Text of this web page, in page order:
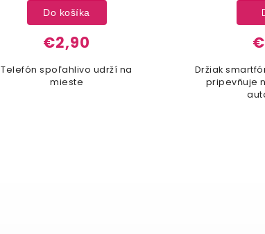
€2,90
Do košíka
Telefón spoľahlivo udrží na
mieste
Držiak
pripevňuje